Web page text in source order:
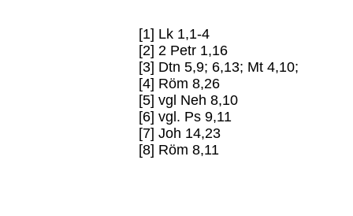
[1] Lk 1,1-4
[2] 2 Petr 1,16
[3] Dtn 5,9; 6,13; Mt 4,10;
[4] Röm 8,26
[5] vgl Neh 8,10
[6] vgl. Ps 9,11
[7] Joh 14,23
[8] Röm 8,11